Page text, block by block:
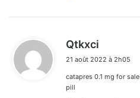
Qtkxci
t
21 août 2022 à 2h05
catapres 0.1 mg for sale
pill